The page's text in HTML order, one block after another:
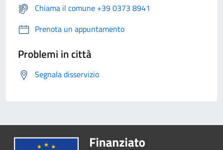
Chiama il comune +39 0373 8941
Prenota un appuntamento
Problemi in città
Segnala disservizio